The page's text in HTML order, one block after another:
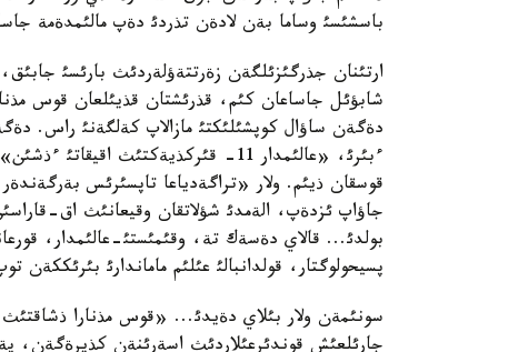
باسشئسئ وساما بةن لادةن تذردئ دةپ مالئمدةمة
ارتئنان جذرگئزئلگةن زةرتتةؤلةردئث بارئسئ
شابؤئل جاساعان كئم، قذرئشتان قذيئلعان قوس
دةگةن ساؤال كوپشئلئكتئ مازالاپ كةلگةنئ راس.
قوسقان ذيئم. ولار «تراگةدياعا تاپسئرئس
جاؤاپ ئزدةپ، الةمدئ شؤلاتقان وقيعانئث اق-
بولدئ... قالاي دةسةك تة، وقئمئستئ-عالئمدار،
پسيحولوگتار، قولدانبالئ عئلئم ماماندارئ
سونئمةن ولار بئلاي دةيدئ... «قوس مذنارا